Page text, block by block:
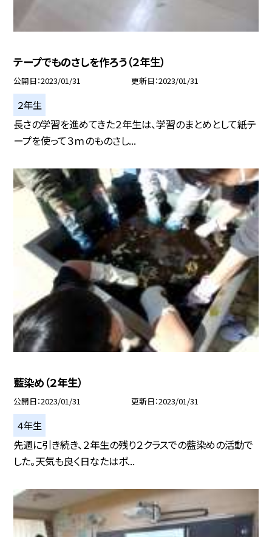
テープでものさしを作ろう（２年生）
公開日 2023/01/31 更新日 2023/01/31
２年生
長さの学習を進めてきた２年生は、学習のまとめとして紙テ
ープを使って３ｍのものさし...
藍染め（２年生）
公開日 2023/01/31 更新日 2023/01/31
４年生
先週に引き続き、２年生の残り２クラスでの藍染めの活動で
した。天気も良く日なたはポ...